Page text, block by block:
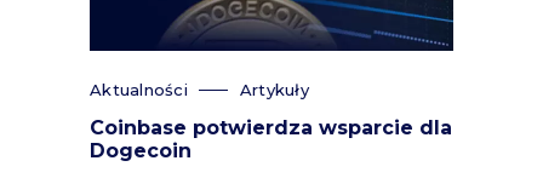
Aktualności Artykuły
Coinbase potwierdza wsparcie dla
Dogecoin